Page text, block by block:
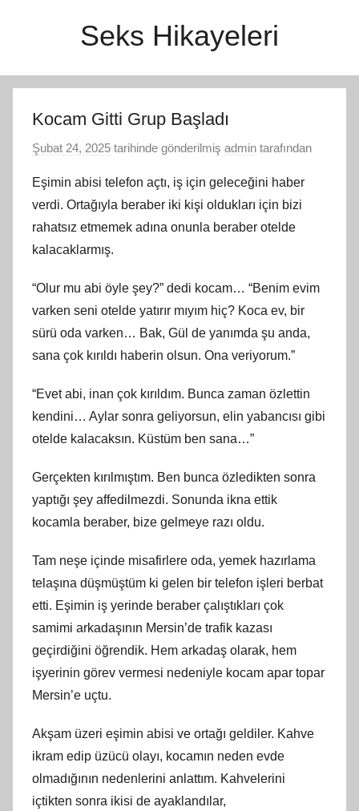
Seks Hikayeleri
Kocam Gitti Grup Başladı
Şubat 24, 2025 tarihinde gönderilmiş admin tarafından
Eşimin abisi telefon açtı, iş için geleceğini haber
verdi. Ortağıyla beraber iki kişi oldukları için bizi
rahatsız etmemek adına onunla beraber otelde
kalacaklarmış.
“Olur mu abi öyle şey?” dedi kocam… “Benim evim
varken seni otelde yatırır mıyım hiç? Koca ev, bir
sürü oda varken… Bak, Gül de yanımda şu anda,
sana çok kırıldı haberin olsun. Ona veriyorum.”
“Evet abi, inan çok kırıldım. Bunca zaman özlettin
kendini… Aylar sonra geliyorsun, elin yabancısı gibi
otelde kalacaksın. Küstüm ben sana…”
Gerçekten kırılmıştım. Ben bunca özledikten sonra
yaptığı şey affedilmezdi. Sonunda ikna ettik
kocamla beraber, bize gelmeye razı oldu.
Tam neşe içinde misafirlere oda, yemek hazırlama
telaşına düşmüştüm ki gelen bir telefon işleri berbat
etti. Eşimin iş yerinde beraber çalıştıkları çok
samimi arkadaşının Mersin’de trafik kazası
geçirdiğini öğrendik. Hem arkadaş olarak, hem
işyerinin görev vermesi nedeniyle kocam apar topar
Mersin’e uçtu.
Akşam üzeri eşimin abisi ve ortağı geldiler. Kahve
ikram edip üzücü olayı, kocamın neden evde
olmadığının nedenlerini anlattım. Kahvelerini
içtikten sonra ikisi de ayaklandılar,